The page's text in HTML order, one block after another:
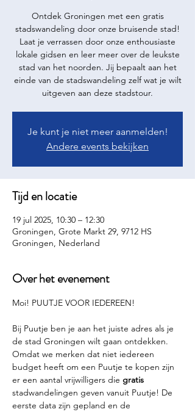
Ontdek Groningen met een gratis
stadswandeling door onze bruisende stad!
Laat je verrassen door onze enthousiaste
lokale gidsen en leer meer over de leukste
stad van het noorden. Jij bepaalt aan het
einde van de stadswandeling zelf wat je wilt
uitgeven aan deze stadstour.
Je kunt je niet meer aanmelden!
Andere events bekijken
Tijd en locatie
19 jul 2025, 10:30 – 12:30
Groningen, Grote Markt 29, 9712 HS
Groningen, Nederland
Over het evenement
Moi! PUUTJE VOOR IEDEREEN!
Bij Puutje ben je aan het juiste adres als je
de stad Groningen wilt gaan ontdekken.
Omdat we merken dat niet iedereen
budget heeft om een Puutje te kopen zijn
er een aantal vrijwilligers die gratis
stadwandelingen geven vanuit Puutje! De
eerste data zijn gepland en de